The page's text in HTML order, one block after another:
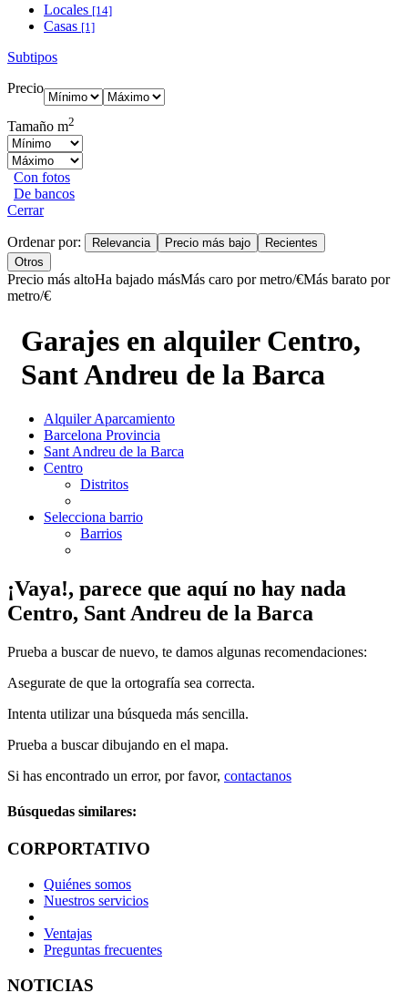
Locales [14]
Casas [1]
Subtipos
Precio
Tamaño m2
Con fotos
De bancos
Cerrar
Ordenar por: Relevancia Precio más bajo
Recientes
Otros
Precio más altoHa bajado másMás caro por metro/€Más barato por
metro/€
Garajes en alquiler Centro,
Sant Andreu de la Barca
Alquiler Aparcamiento
Barcelona Provincia
Sant Andreu de la Barca
Centro
Distritos
Selecciona barrio
Barrios
¡Vaya!, parece que aquí no hay nada
Centro, Sant Andreu de la Barca
Prueba a buscar de nuevo, te damos algunas recomendaciones:
Asegurate de que la ortografía sea correcta.
Intenta utilizar una búsqueda más sencilla.
Prueba a buscar dibujando en el mapa.
Si has encontrado un error, por favor, contactanos
Búsquedas similares:
CORPORTATIVO
Quiénes somos
Nuestros servicios
Ventajas
Preguntas frecuentes
NOTICIAS